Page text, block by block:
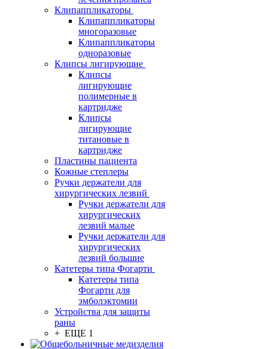
Клипаппликаторы
Клипаппликаторы
многоразовые
Клипаппликаторы
одноразовые
Клипсы лигирующие
Клипсы
лигирующие
полимерные в
картридже
Клипсы
лигирующие
титановые в
картридже
Пластины пациента
Кожные степлеры
Ручки держатели для
хирургических лезвий
Ручки держатели для
хирургических
лезвий малые
Ручки держатели для
хирургических
лезвий большие
Катетеры типа Фогарти
Катетеры типа
Фогарти для
эмболэктомии
Устройства для защиты
раны
+ ЕЩЕ 1